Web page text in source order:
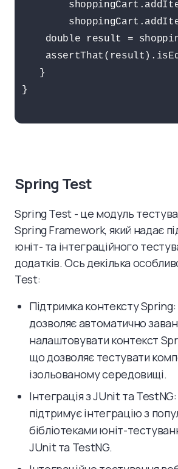
double result =
   }
}
Spring Test
Spring Test - це модуль
Spring Framework, який надає
юніт- та інтеграційного
додатків. Ось декілька
Test:
Підтримка контексту
дозволяє автоматично
налаштовувати контекст
що дозволяє тестувати
ізольованому середовищі.
Інтеграція з JUnit та
підтримує інтеграцію з
бібліотеками юніт-
JUnit та TestNG.